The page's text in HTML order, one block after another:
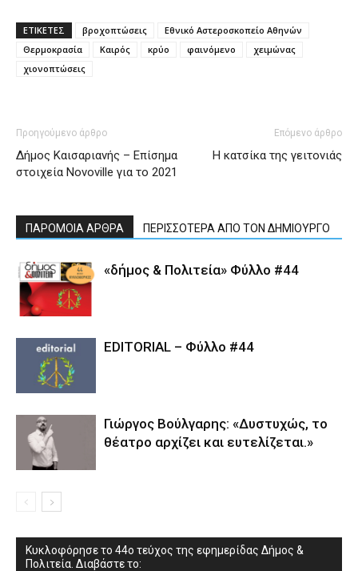
ΕΤΙΚΕΤΕΣ βροχοπτώσεις
Εθνικό Αστεροσκοπείο Αθηνών
Θερμοκρασία
Καιρός κρύο φαινόμενο
χειμώνας
χιονοπτώσεις
Προηγούμενο άρθρο
Δήμος Καισαριανής – Επίσημα
στοιχεία Novoville για το 2021
Επόμενο άρθρο
Η κατσίκα της γειτονιάς
ΠΑΡΟΜΟΙΑ ΑΡΘΡΑ ΠΕΡΙΣΣΟΤΕΡΑ ΑΠΟ ΤΟΝ ΔΗΜΙΟΥΡΓΟ
«δήμος & Πολιτεία» Φύλλο #44
EDITORIAL – Φύλλο #44
Γιώργος Βούλγαρης: «Δυστυχώς, το
θέατρο αρχίζει και ευτελίζεται.»
Κυκλοφόρησε το 44ο τεύχος της εφημερίδας Δήμος &
Πολιτεία. Διαβάστε το: